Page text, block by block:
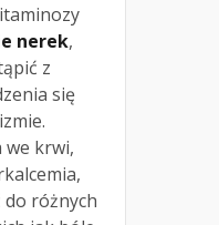
nerek,
z
się
we krwi,
różnych